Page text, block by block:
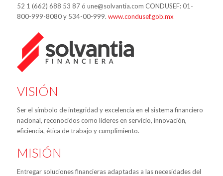
52 1 (662) 688 53 87 ó une@solvantia.com CONDUSEF: 01-
800-999-8080 y 534-00-999. www.condusef.gob.mx
VISIÓN
Ser el símbolo de integridad y excelencia en el sistema financiero
nacional, reconocidos como líderes en servicio, innovación,
eficiencia, ética de trabajo y cumplimiento.
MISIÓN
Entregar soluciones financieras adaptadas a las necesidades del